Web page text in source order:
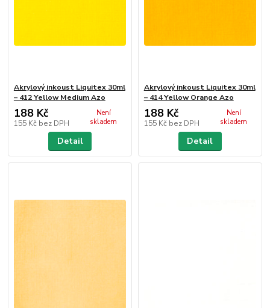
Akrylový inkoust Liquitex 30ml
– 412 Yellow Medium Azo
188 Kč
155 Kč bez DPH
Není
skladem
Detail
Akrylový inkoust Liquitex 30ml
– 414 Yellow Orange Azo
188 Kč
155 Kč bez DPH
Není
skladem
Detail